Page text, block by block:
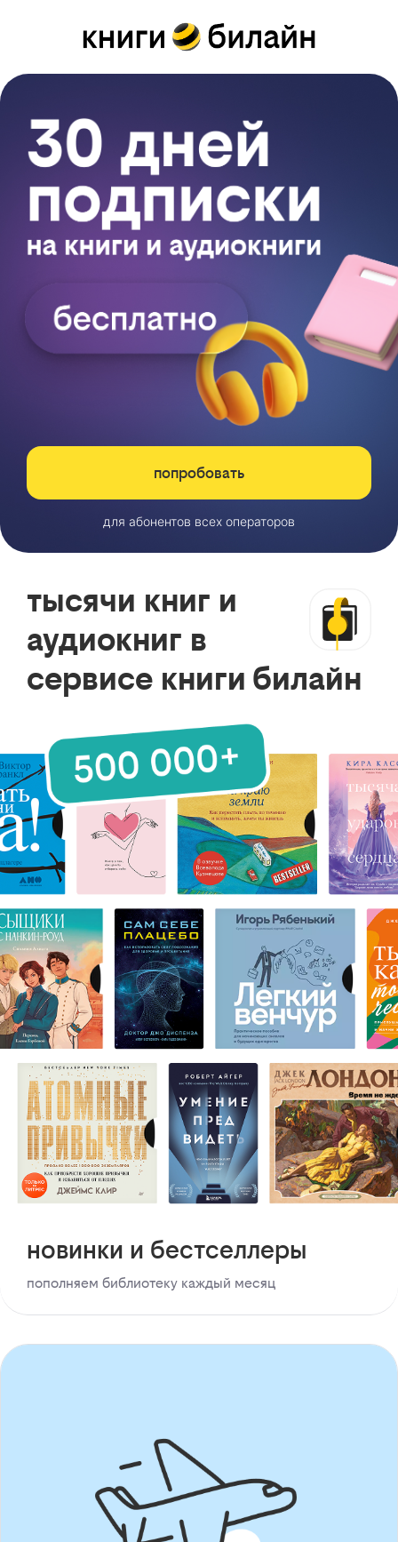
попробовать
для абонентов всех операторов
тысячи книг и
аудиокниг в
сервисе книги билайн
новинки и бестселлеры
пополняем библиотеку каждый месяц